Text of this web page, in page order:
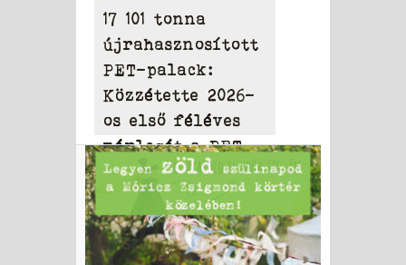
17 101 tonna
újrahasznosított
PET-palack:
Közzétette 2026-
os első féléves
mérlegét a PET
to PET